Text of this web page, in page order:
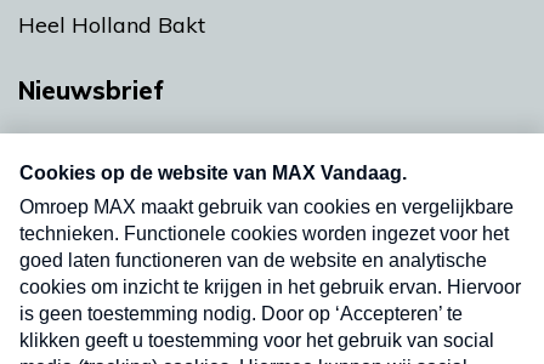
Heel Holland Bakt
Nieuwsbrief
nieuwsbrief. Elke vrijdag- en dinsdagochtend in
uw mailbox.
Verzend